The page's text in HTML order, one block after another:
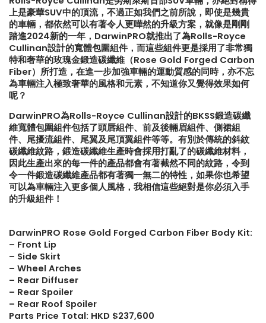
上是豪華SUV中的頂流，不過正如我們之前所說，即使是幾貴
的車輛，都依然可以有著令人更嘩然的升級方案，就像是剛剛
踏進2024新的一年，DarwinPRO就推出了為Rolls-Royce
Cullinan設計的寬體包圍組件，而這些組件更是採用了非常獨
特和奢華的玫瑰金鍛造碳纖維（Rose Gold Forged Carbon
Fiber）所打造，在進一步加強車輛的運動質感的同時，亦不忘
為車輛注入極致奢華的風格和元素，不知道你又覺得效果如何
呢？
DarwinPRO為Rolls-Royce Cullinan設計的BKSS鍛造碳纖
維寬體包圍組件包括了頭唇組件、前及後輛眉組件、側裙組
件、尾擾流組件、尾翼及尾頂翼組件等等。有別於傳統的斜紋
碳纖維紋路，鍛造碳纖維生產時會採用打亂了的碳纖維材料，
因此生產出來的每一件的產品都會有著截然不同的紋路，令到
令一件鍛造碳纖維產品都有著獨一無二的特性，如果你也希望
可以為車輛注入更多個人風格，我相信這些絕對是你必須入手
的升級組件！
DarwinPRO Rose Gold Forged Carbon Fiber Body Kit:
– Front Lip
– Side Skirt
– Wheel Arches
– Rear Diffuser
– Rear Spoiler
– Rear Roof Spoiler
Parts Price Total: HKD $237,600
【真正碳為觀止!! McLaren
720S升級攻略】
【全球限量一部!! McLaren
650S Project Kilo升級攻略】
【比原裝M3更像一部M3?!
ADRO最新V2包圍】